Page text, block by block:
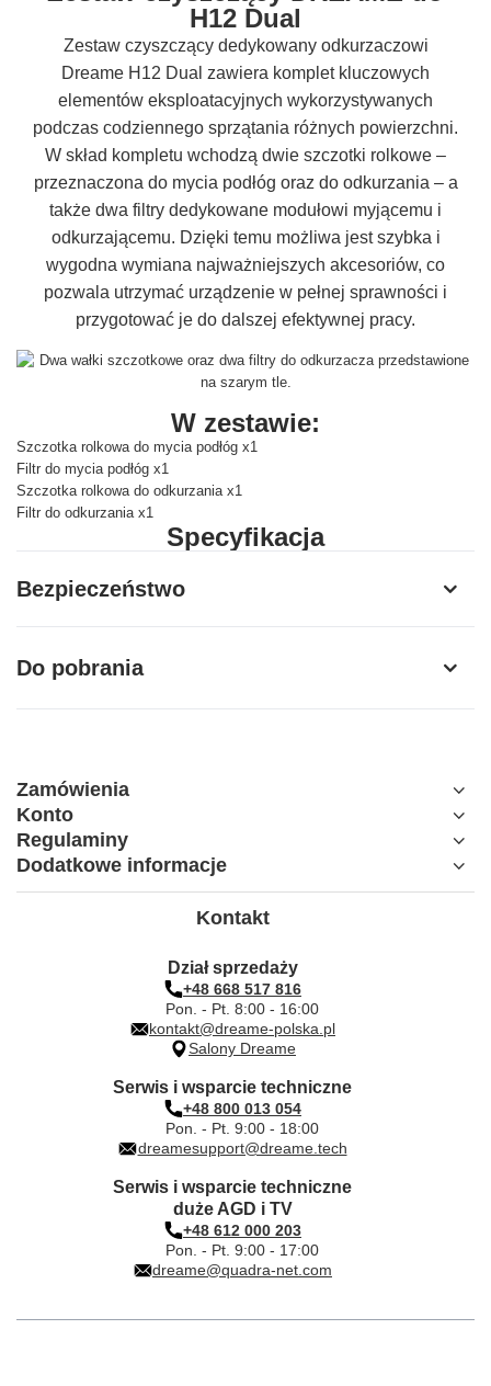
H12 Dual
Zestaw czyszczący dedykowany odkurzaczowi
Dreame H12 Dual zawiera komplet kluczowych
elementów eksploatacyjnych wykorzystywanych
podczas codziennego sprzątania różnych powierzchni.
W skład kompletu wchodzą dwie szczotki rolkowe –
przeznaczona do mycia podłóg oraz do odkurzania – a
także dwa filtry dedykowane modułowi myjącemu i
odkurzającemu. Dzięki temu możliwa jest szybka i
wygodna wymiana najważniejszych akcesoriów, co
pozwala utrzymać urządzenie w pełnej sprawności i
przygotować je do dalszej efektywnej pracy.
W zestawie:
Szczotka rolkowa do mycia podłóg x1
Filtr do mycia podłóg x1
Szczotka rolkowa do odkurzania x1
Filtr do odkurzania x1
Specyfikacja
Model HCK5
Kompatybilność
Bezpieczeństwo
Do pobrania
Zamówienia
Konto
Regulaminy
Dodatkowe informacje
Kontakt
Dział sprzedaży
+48 668 517 816
Pon. - Pt. 8:00 - 16:00
kontakt@dreame-polska.pl
Salony Dreame
Serwis i wsparcie techniczne
+48 800 013 054
Pon. - Pt. 9:00 - 18:00
dreamesupport@dreame.tech
Serwis i wsparcie techniczne
duże AGD i TV
+48 612 000 203
Pon. - Pt. 9:00 - 17:00
dreame@quadra-net.com